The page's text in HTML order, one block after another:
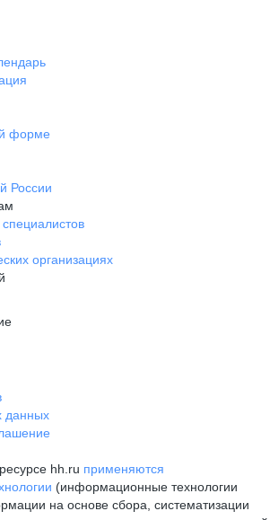
форме
России
организациях
данных
hh.ru применяются
(информационные технологии
на основе сбора, систематизации